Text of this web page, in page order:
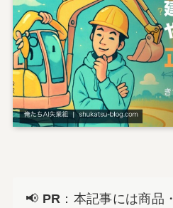
📢 PR ：本記事には商品